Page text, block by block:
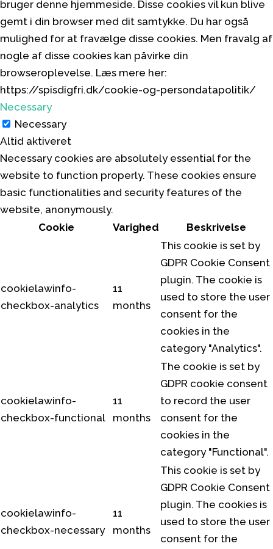
bruger denne hjemmeside. Disse cookies vil kun blive
gemt i din browser med dit samtykke. Du har også
mulighed for at fravælge disse cookies. Men fravalg af
nogle af disse cookies kan påvirke din
browseroplevelse. Læs mere her:
https://spisdigfri.dk/cookie-og-persondatapolitik/
Necessary
Necessary
Altid aktiveret
Necessary cookies are absolutely essential for the
website to function properly. These cookies ensure
basic functionalities and security features of the
website, anonymously.
Cookie
Varighed Beskrivelse
cookielawinfo-
checkbox-analytics
11
months
This cookie is set by
GDPR Cookie Consent
plugin. The cookie is
used to store the user
consent for the
cookies in the
category "Analytics".
cookielawinfo-
checkbox-functional
11
months
The cookie is set by
GDPR cookie consent
to record the user
consent for the
cookies in the
category "Functional".
cookielawinfo-
checkbox-necessary
11
months
This cookie is set by
GDPR Cookie Consent
plugin. The cookies is
used to store the user
consent for the